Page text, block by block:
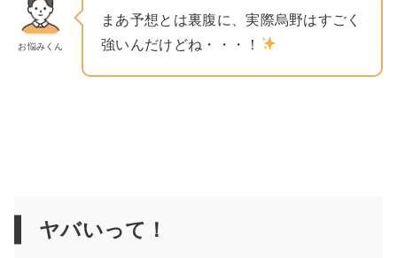
お悩みくん
まあ予想とは裏腹に、実際烏野はすごく
強いんだけどね・・・！
ヤバいって！